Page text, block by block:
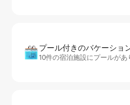
プール付きのバ⁠ケ⁠ー⁠シ⁠ョ⁠
10件の宿泊施設にプールがあ